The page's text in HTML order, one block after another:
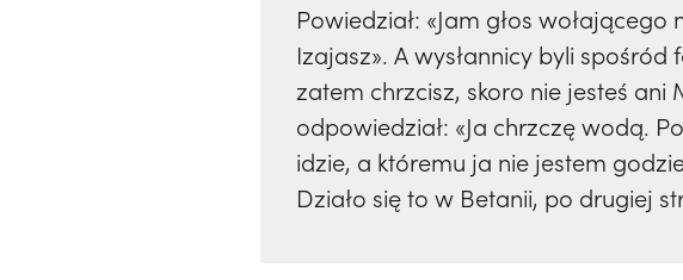
Powiedział: «Jam głos
Izajasz». A wysłannicy byli
zatem chrzcisz, skoro nie jesteś ani
odpowiedział: «Ja chrzczę wodą.
idzie, a któremu ja nie jestem
Działo się to w Betanii, po drugiej